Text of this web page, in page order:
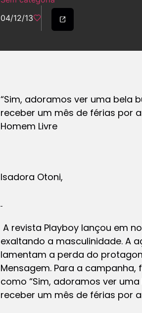
04/12/13
“Sim, adoramos ver uma bela
receber um mês de férias por
Homem Livre
Isadora Otoni,
A revista Playboy lançou em
exaltando a masculinidade. A
lamentam a perda do
Mensagem. Para a
como “Sim, adoramos ver
receber um mês de férias por